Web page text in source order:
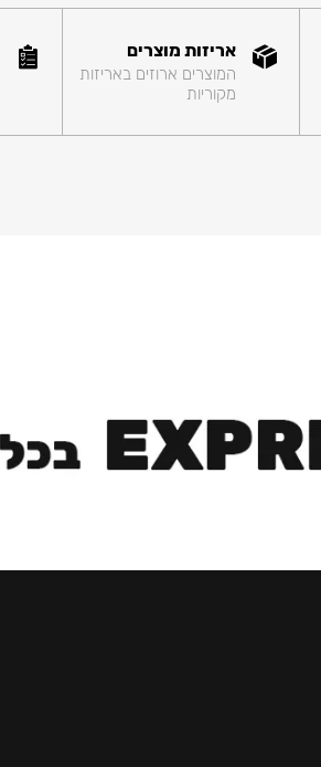
אריזות מוצרים
המוצרים ארוזים באריזות
מקוריות